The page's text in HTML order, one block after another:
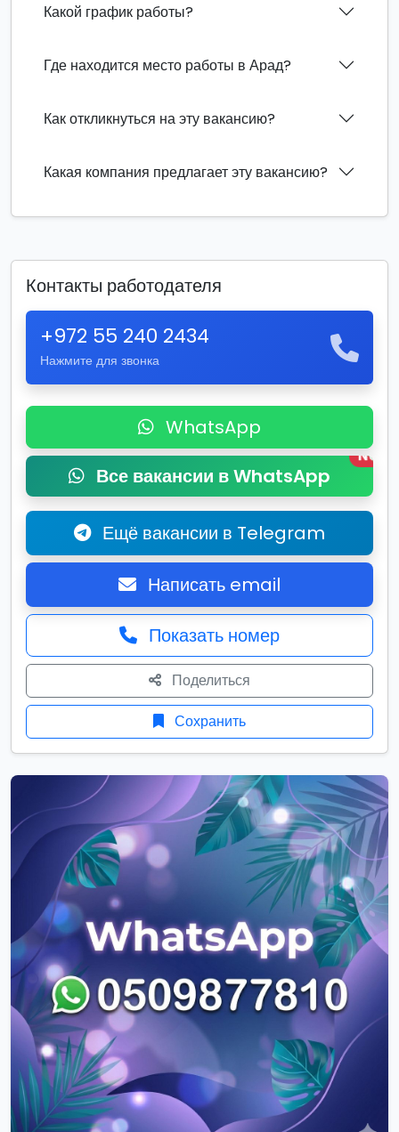
Какой график работы?
Где находится место работы в Арад?
Как откликнуться на эту вакансию?
Какая компания предлагает эту вакансию?
Контакты работодателя
+972 55 240 2434
Нажмите для звонка
WhatsApp
Все вакансии в WhatsApp
New
Ещё вакансии в Telegram
Написать email
Показать номер
Поделиться
Сохранить